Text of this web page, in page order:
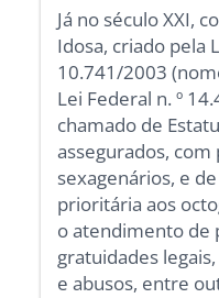
Já no século XXI,
Idosa, criado pela
10.741/2003
Lei Federal n. º
chamado de
assegurados,
sexagenários, e
prioritária aos
o atendimento de
gratuidades
e abusos, entre